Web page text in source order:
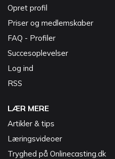
Opret profil
Priser og medlemskaber
FAQ - Profiler
Succesoplevelser
Log ind
RSS
LÆR MERE
Artikler & tips
Læringsvideoer
Tryghed på Onlinecasting.dk